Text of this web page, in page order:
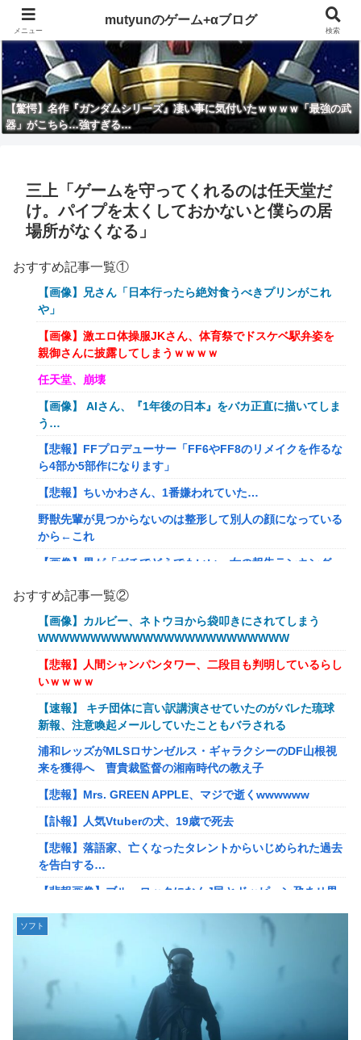
【驚愕】名作『ガンダムシリーズ』凄い事に気付いたｗｗｗｗ「最強の武
器」がこちら…強すぎる…
三上「ゲームを守ってくれるのは任天堂だ
け。パイプを太くしておかないと僕らの居
場所がなくなる」
おすすめ記事一覧①
【画像】兄さん「日本行ったら絶対食うべきプリンがこれ
や」
【画像】激エロ体操服JKさん、体育祭でドスケベ駅弁姿を
親御さんに披露してしまうｗｗｗｗ
任天堂、崩壊
【画像】 AIさん、『1年後の日本』をバカ正直に描いてしま
う…
【悲報】FFプロデューサー「FF6やFF8のリメイクを作るな
ら4部か5部作になります」
【悲報】ちいかわさん、1番嫌われていた…
野獣先輩が見つからないのは整形して別人の顔になっている
から←これ
【画像】男が「ガチでどうでもいい」女の報告ランキング、
【悲報】みい山作者さん、あらゆる過去を消しまくる
【艦これ】 E5の対潜レベリング用に装備調整してるんだけ
ど・・・
あなたは衛宮士郎の代わりに五次に挑むようです 第411話
【悲報】バンダイ、とんでもないガシャポンを1500円で販
売する
海外「世界で日本を死守するぞ！」 日本の消防署を訪れた
ちびっ子集団が世界をメロメロに
【悲報】若者「転勤とか無理」→企業、ついに制度を変え始
める
病気でウィッグと知った途端、女性社員を無視＆最低の性的
暴言を吐く会社男たち！裏で告発した結果、部署解体＆異動
で減給の地獄を見ることにｗｗ←人として最低限の倫理観す
ら欠如してる
イトで見るな！」と絡まれた→「Netflixですが…？」と返し
たらキョドって別車両へ逃走…20代にもなって群れてイキっ
専業主婦の私に毎日暴言電話をかけてくるトメ！声優学校で
培った声色チェンジで間違い電話ループ⇒極道になりすまし
てドス声で脅した結果←声優スキルの無駄遣いが最高すぎる
おすすめ記事一覧②
【画像】カルビー、ネトウヨから袋叩きにされてしまう
WWWWWWWWWWWWWWWWWWWWWWWW
【悲報】人間シャンパンタワー、二段目も判明しているらし
いｗｗｗｗ
【速報】 キチ団体に言い訳講演させていたのがバレた琉球
新報、注意喚起メールしていたこともバラされる
浦和レッズがMLSロサンゼルス・ギャラクシーのDF山根視
来を獲得へ 曺貴裁監督の湘南時代の教え子
【悲報】Mrs. GREEN APPLE、マジで逝くwwwwww
【訃報】人気Vtuberの犬、19歳で死去
【悲報】落語家、亡くなったタレントからいじめられた過去
を告白する…
【悲報画像】ブルーロックになんJ民とドッピュン孕ませ男
息子のオ●ニーを発見したワイの嫁、全ての対応を間違えて
【動画】女子「勃ってんじゃん笑」男子「うるさい//」女子
「キャハハ！」→フ●ラ開始ｗｗｗｗｗｗｗｗｗｗ
佐々木舞音アナ 短パン、生足、横乳 バレーレポート！！
ソフト
メニュー
mutyunのゲーム+αブログ
検索